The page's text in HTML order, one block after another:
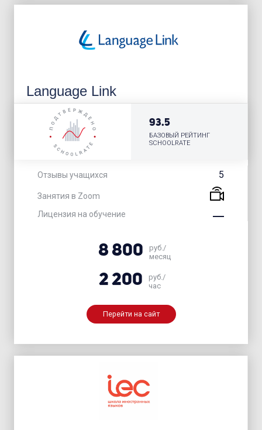
Language Link
Отзывы учащихся 5
Занятия в Zoom
Лицензия на обучение
93.5
БАЗОВЫЙ РЕЙТИНГ
SCHOOLRATE
8 800
руб./
месяц
2 200
руб./
час
Перейти на сайт